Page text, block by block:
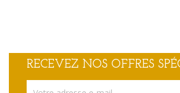
RECEVEZ NOS OFFRES